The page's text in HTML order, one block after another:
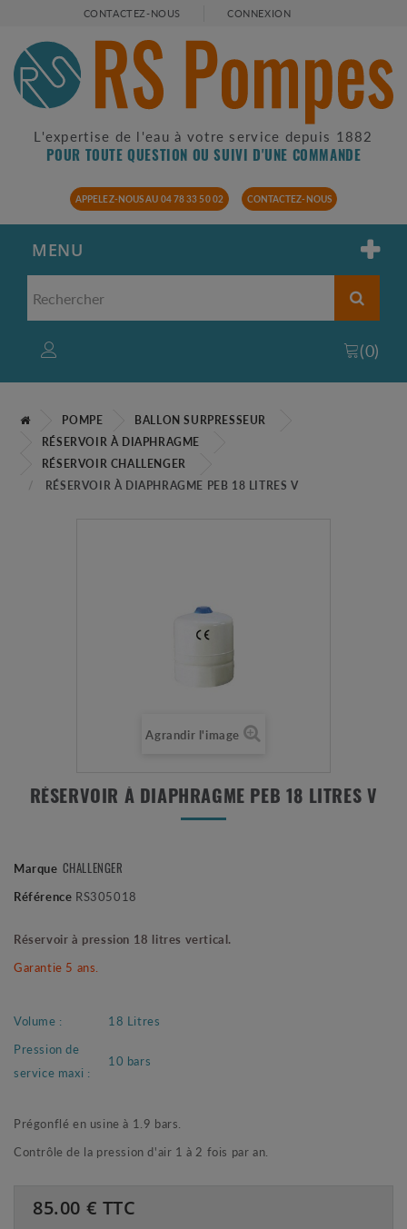
CONTACTEZ-NOUS CONNEXION
L'expertise de l'eau à votre service depuis 1882
POUR TOUTE QUESTION OU SUIVI D'UNE COMMANDE
APPELEZ-NOUS AU 04 78 33 50 02 CONTACTEZ-NOUS
MENU
(0)
POMPE
BALLON SURPRESSEUR
RÉSERVOIR À DIAPHRAGME
RÉSERVOIR CHALLENGER
RÉSERVOIR À DIAPHRAGME PEB 18 LITRES V
Agrandir l'image
RÉSERVOIR À DIAPHRAGME PEB 18 LITRES V
Marque CHALLENGER
Référence RS305018
Réservoir à pression 18 litres vertical.
Garantie 5 ans.
Volume :
18 Litres
Pression de
service maxi :
10 bars
Prégonflé en usine à 1.9 bars.
Contrôle de la pression d'air 1 à 2 fois par an.
85.00 € TTC